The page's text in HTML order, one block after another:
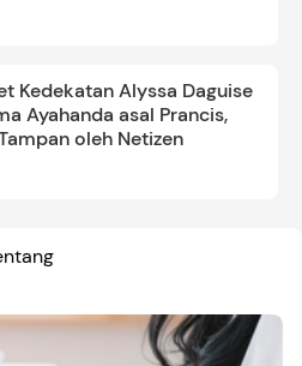
Kedekatan Alyssa Daguise
Ayahanda asal Prancis,
oleh Netizen